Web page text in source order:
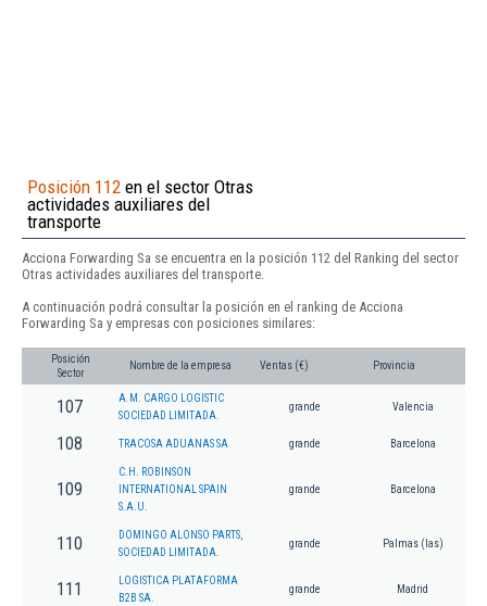
Posición 112 en el sector Otras
actividades auxiliares del
transporte
Acciona Forwarding Sa se encuentra en la posición 112 del Ranking del sector
Otras actividades auxiliares del transporte.
A continuación podrá consultar la posición en el ranking de Acciona
Forwarding Sa y empresas con posiciones similares:
Posición
Sector
Nombre de la empresa Ventas (€) Provincia
107
A.M. CARGO LOGISTIC
SOCIEDAD LIMITADA.
grande Valencia
108 TRACOSA ADUANAS SA grande Barcelona
109
C.H. ROBINSON
INTERNATIONAL SPAIN
S.A.U.
grande Barcelona
110
DOMINGO ALONSO PARTS,
SOCIEDAD LIMITADA.
grande Palmas (las)
111
LOGISTICA PLATAFORMA
B2B SA.
grande Madrid